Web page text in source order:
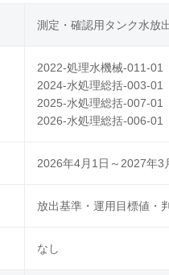
測定・確認用タンク水放
2022-処理水機械-011-
2024-水処理総括-003-
2025-水処理総括-007-
2026-水処理総括-006-
2026年4月1日～2027年3
放出基準・運用目標値・
なし